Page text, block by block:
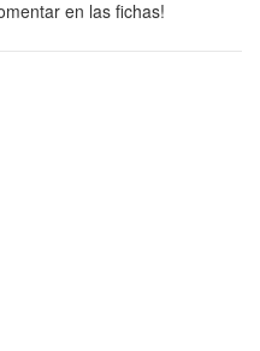
en las fichas!